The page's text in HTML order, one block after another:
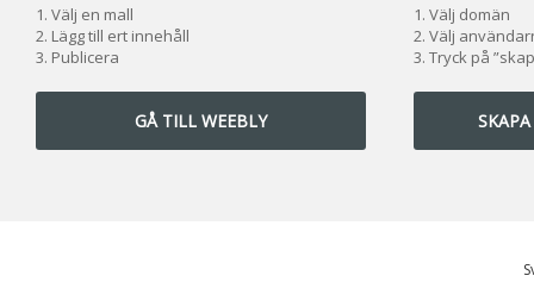
Välj en mall
Lägg till ert innehåll
Publicera
GÅ TILL WEEBLY
Välj domän
Välj
Tryck på